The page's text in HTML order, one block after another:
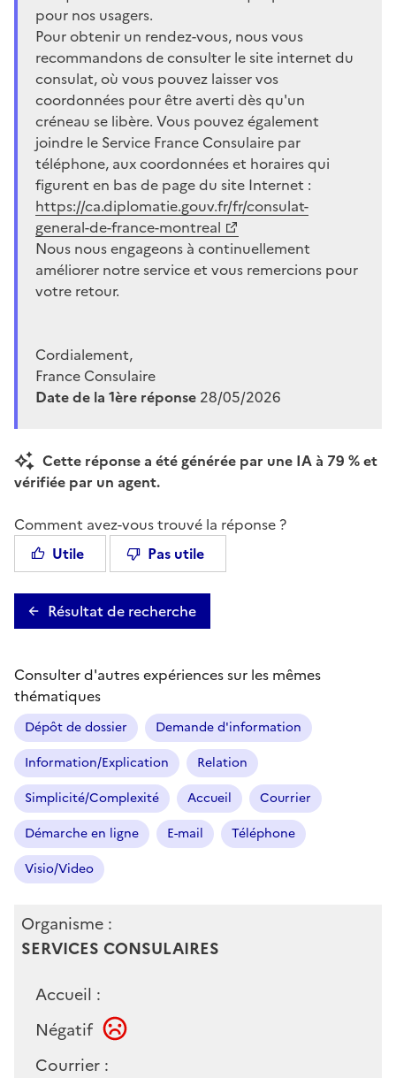
pour nos usagers.
Pour obtenir un rendez-vous, nous vous
recommandons de consulter le site internet du
consulat, où vous pouvez laisser vos
coordonnées pour être averti dès qu'un
créneau se libère. Vous pouvez également
joindre le Service France Consulaire par
téléphone, aux coordonnées et horaires qui
figurent en bas de page du site Internet :
https://ca.diplomatie.gouv.fr/fr/consulat-
general-de-france-montreal
Nous nous engageons à continuellement
améliorer notre service et vous remercions pour
votre retour.
Cordialement,
France Consulaire
Date de la 1ère réponse 28/05/2026
Cette réponse a été générée par une IA à 79 % et
vérifiée par un agent.
Comment avez-vous trouvé la réponse ?
Utile
Pas utile
Résultat de recherche
Consulter d'autres expériences sur les mêmes
thématiques
Dépôt de dossier
Demande d'information
Information/Explication
Relation
Simplicité/Complexité
Accueil
Courrier
Démarche en ligne
E-mail
Téléphone
Visio/Video
Organisme :
SERVICES CONSULAIRES
Accueil :
Négatif
Courrier :